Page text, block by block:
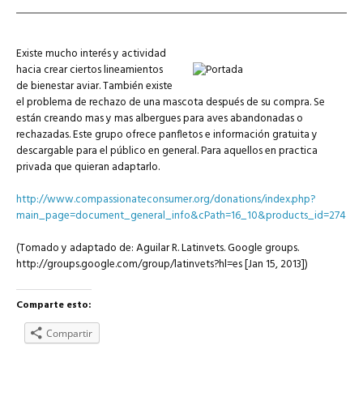
Existe mucho interés y actividad
hacia crear ciertos lineamientos
de bienestar aviar. También existe
el problema de rechazo de una mascota después de su compra. Se
están creando mas y mas albergues para aves abandonadas o
rechazadas. Este grupo ofrece panfletos e información gratuita y
descargable para el público en general. Para aquellos en practica
privada que quieran adaptarlo.
http://www.compassionateconsumer.org/donations/index.php?
main_page=document_general_info&cPath=16_10&products_id=274
(Tomado y adaptado de: Aguilar R. Latinvets. Google groups.
http://groups.google.com/group/latinvets?hl=es [Jan 15, 2013])
Comparte esto:
Compartir